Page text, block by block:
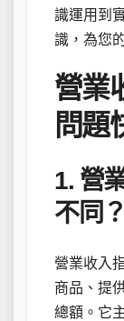
識運用到
識，為您
營業
問題
1. 營
不同？
營業收入
商品、提
總額。它